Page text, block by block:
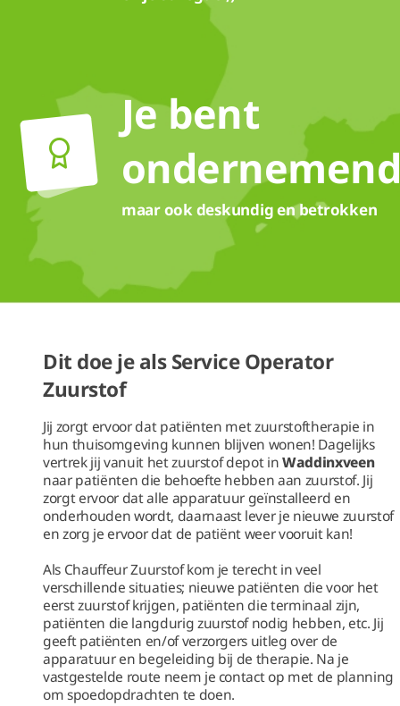
Je bent
maar ook deskundig en betrokken
Dit doe je als Service Operator
Zuurstof
Jij zorgt ervoor dat patiënten met zuurstoftherapie in
hun thuisomgeving kunnen blijven wonen! Dagelijks
vertrek jij vanuit het zuurstof depot inWaddinxveen
naar patiënten die behoefte hebben aan zuurstof. Jij
zorgt ervoor dat alle apparatuur geïnstalleerd en
onderhouden wordt, daarnaast lever je nieuwe zuurstof
en zorg je ervoor dat de patiënt weer vooruit kan!
Als Chauffeur Zuurstof kom je terecht in veel
verschillende situaties; nieuwe patiënten die voor het
eerst zuurstof krijgen, patiënten die terminaal zijn,
patiënten die langdurig zuurstof nodig hebben, etc. Jij
geeft patiënten en/of verzorgers uitleg over de
apparatuur en begeleiding bij de therapie. Na je
vastgestelde route neem je contact op met de planning
om spoedopdrachten te doen.